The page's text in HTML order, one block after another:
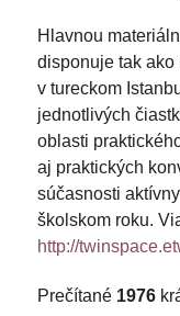
Hlavnou
disponuje tak ako
v tureckom
jednotlivých
oblasti
aj praktických
súčasnosti
školskom roku.
http://
Prečítané 1976